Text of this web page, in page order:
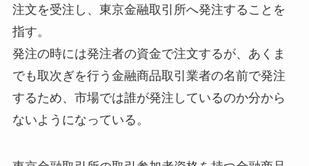
注文を受注し、東京金融取引所へ発注することを
指す。
発注の時には発注者の資金で注文するが、あくま
でも取次ぎを行う金融商品取引業者の名前で発注
するため、市場では誰が発注しているのか分から
ないようになっている。